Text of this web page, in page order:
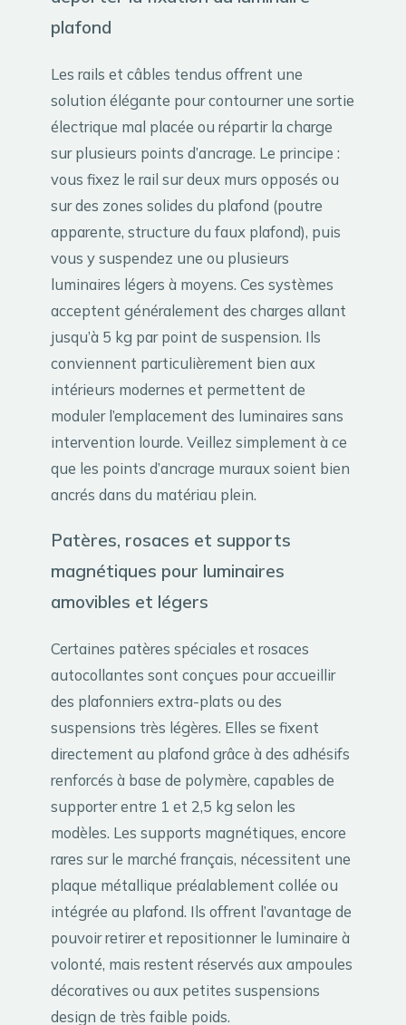
plafond
Les rails et câbles tendus offrent une
solution élégante pour contourner une sortie
électrique mal placée ou répartir la charge
sur plusieurs points d’ancrage. Le principe :
vous fixez le rail sur deux murs opposés ou
sur des zones solides du plafond (poutre
apparente, structure du faux plafond), puis
vous y suspendez une ou plusieurs
luminaires légers à moyens. Ces systèmes
acceptent généralement des charges allant
jusqu’à 5 kg par point de suspension. Ils
conviennent particulièrement bien aux
intérieurs modernes et permettent de
moduler l’emplacement des luminaires sans
intervention lourde. Veillez simplement à ce
que les points d’ancrage muraux soient bien
ancrés dans du matériau plein.
Patères, rosaces et supports
magnétiques pour luminaires
amovibles et légers
Certaines patères spéciales et rosaces
autocollantes sont conçues pour accueillir
des plafonniers extra-plats ou des
suspensions très légères. Elles se fixent
directement au plafond grâce à des adhésifs
renforcés à base de polymère, capables de
supporter entre 1 et 2,5 kg selon les
modèles. Les supports magnétiques, encore
rares sur le marché français, nécessitent une
plaque métallique préalablement collée ou
intégrée au plafond. Ils offrent l’avantage de
pouvoir retirer et repositionner le luminaire à
volonté, mais restent réservés aux ampoules
décoratives ou aux petites suspensions
design de très faible poids.